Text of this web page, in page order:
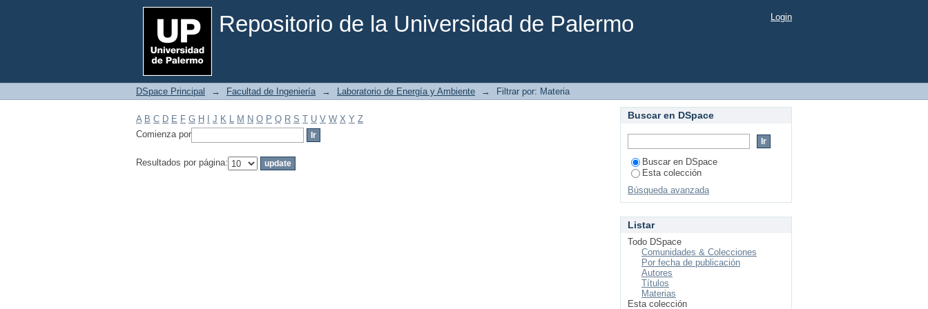
Repositorio de la Universidad de Palermo
Filtrar por: Materia Login
DSpace Principal → Facultad de Ingeniería → Laboratorio de Energía y Ambiente → Filtrar por: Materia
A B C D E F G H J K L M N O P Q R S T U V W X Y Z
Comienza por
Resultados por página:
Buscar en DSpace
Buscar en DSpace
Esta colección
Búsqueda avanzada
Listar
Todo DSpace
Comunidades & Colecciones
Por fecha de publicación
Autores
Títulos
Materias
Esta colección